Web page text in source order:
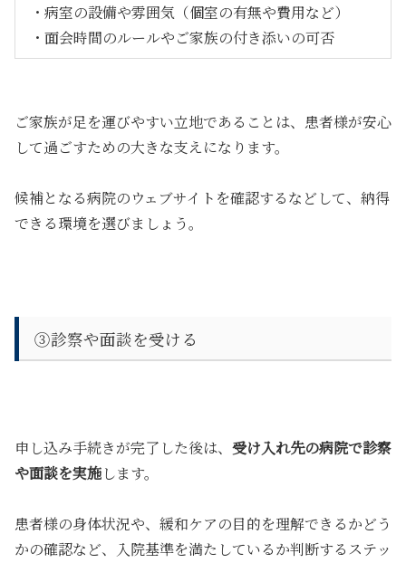
・病室の設備や雰囲気（個室の有無や費用など）
・面会時間のルールやご家族の付き添いの可否
ご家族が足を運びやすい立地であることは、患者様が安心
して過ごすための大きな支えになります。
候補となる病院のウェブサイトを確認するなどして、納得
できる環境を選びましょう。
③診察や面談を受ける
申し込み手続きが完了した後は、 受け入れ先の病院で診察
や面談を実施します。
患者様の身体状況や、緩和ケアの目的を理解できるかどう
かの確認など、入院基準を満たしているか判断するステッ